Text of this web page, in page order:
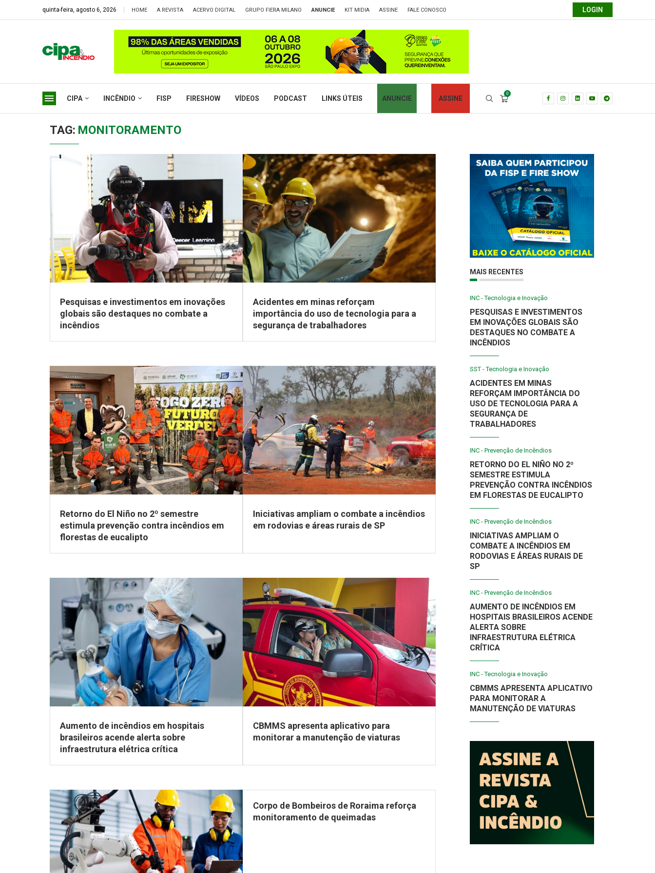
quinta-feira, agosto 6, 2026 HOME A REVISTA ACERVO DIGITAL GRUPO FIERA MILANO ANUNCIE KIT MIDIA ASSINE FALE CONOSCO LOGIN
CIPA INCÊNDIO FISP FIRESHOW VÍDEOS PODCAST LINKS ÚTEIS ANUNCIE ASSINE
0
TAG: MONITORAMENTO
Pesquisas e investimentos em inovações
globais são destaques no combate a
incêndios
Acidentes em minas reforçam
importância do uso de tecnologia para a
segurança de trabalhadores
Retorno do El Niño no 2º semestre
estimula prevenção contra incêndios em
florestas de eucalipto
Iniciativas ampliam o combate a incêndios
em rodovias e áreas rurais de SP
Aumento de incêndios em hospitais
brasileiros acende alerta sobre
infraestrutura elétrica crítica
CBMMS apresenta aplicativo para
monitorar a manutenção de viaturas
Corpo de Bombeiros de Roraima reforça
monitoramento de queimadas
MAIS RECENTES
INC - Tecnologia e Inovação
PESQUISAS E INVESTIMENTOS
EM INOVAÇÕES GLOBAIS SÃO
DESTAQUES NO COMBATE A
INCÊNDIOS
SST - Tecnologia e Inovação
ACIDENTES EM MINAS
REFORÇAM IMPORTÂNCIA DO
USO DE TECNOLOGIA PARA A
SEGURANÇA DE
TRABALHADORES
INC - Prevenção de Incêndios
RETORNO DO EL NIÑO NO 2º
SEMESTRE ESTIMULA
PREVENÇÃO CONTRA INCÊNDIOS
EM FLORESTAS DE EUCALIPTO
INC - Prevenção de Incêndios
INICIATIVAS AMPLIAM O
COMBATE A INCÊNDIOS EM
RODOVIAS E ÁREAS RURAIS DE
SP
INC - Prevenção de Incêndios
AUMENTO DE INCÊNDIOS EM
HOSPITAIS BRASILEIROS ACENDE
ALERTA SOBRE
INFRAESTRUTURA ELÉTRICA
CRÍTICA
INC - Tecnologia e Inovação
CBMMS APRESENTA APLICATIVO
PARA MONITORAR A
MANUTENÇÃO DE VIATURAS